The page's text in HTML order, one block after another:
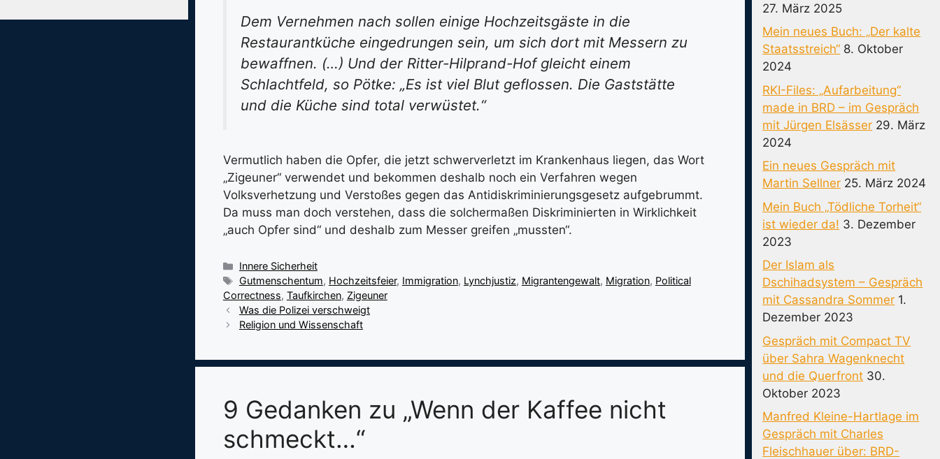
Dem Vernehmen nach sollen einige Hochzeitsgäste in die
Restaurantküche eingedrungen sein, um sich dort mit Messern zu
bewaffnen. (…) Und der Ritter-Hilprand-Hof gleicht einem
Schlachtfeld, so Pötke: „Es ist viel Blut geflossen. Die Gaststätte
und die Küche sind total verwüstet.“
Vermutlich haben die Opfer, die jetzt schwerverletzt im Krankenhaus liegen, das Wort
„Zigeuner“ verwendet und bekommen deshalb noch ein Verfahren wegen
Volksverhetzung und Verstoßes gegen das Antidiskriminierungsgesetz aufgebrummt.
Da muss man doch verstehen, dass die solchermaßen Diskriminierten in Wirklichkeit
„auch Opfer sind“ und deshalb zum Messer greifen „mussten“.
Kategorien
Innere Sicherheit
Schlagwörter
Gutmenschentum, Hochzeitsfeier, Immigration, Lynchjustiz, Migrantengewalt, Migration, Political
Correctness, Taufkirchen, Zigeuner
Was die Polizei verschweigt
Religion und Wissenschaft
9 Gedanken zu „Wenn der Kaffee nicht
schmeckt…“
27. März 2025
Mein neues Buch: „Der kalte
Staatsstreich“ 8. Oktober
2024
RKI-Files: „Aufarbeitung“
made in BRD – im Gespräch
mit Jürgen Elsässer 29. März
2024
Ein neues Gespräch mit
Martin Sellner 25. März 2024
Mein Buch „Tödliche Torheit“
ist wieder da! 3. Dezember
2023
Der Islam als
Dschihadsystem – Gespräch
mit Cassandra Sommer 1.
Dezember 2023
Gespräch mit Compact TV
über Sahra Wagenknecht
und die Querfront 30.
Oktober 2023
Manfred Kleine-Hartlage im
Gespräch mit Charles
Fleischhauer über: BRD-